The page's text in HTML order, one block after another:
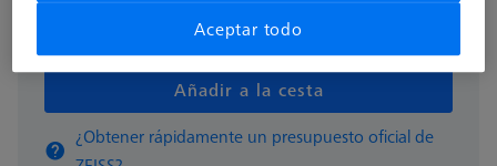
Añadir a la cesta
¿Obtener rápidamente un presupuesto oficial de
Aceptar todo